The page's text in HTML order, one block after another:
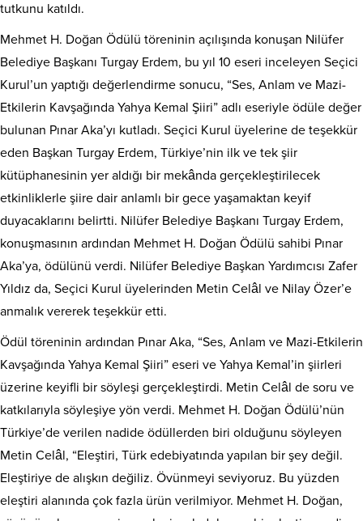
tutkunu katıldı.
Mehmet H. Doğan Ödülü töreninin açılışında konuşan Nilüfer
Belediye Başkanı Turgay Erdem, bu yıl 10 eseri inceleyen Seçici
Kurul’un yaptığı değerlendirme sonucu, “Ses, Anlam ve Mazi-
Etkilerin Kavşağında Yahya Kemal Şiiri” adlı eseriyle ödüle değer
bulunan Pınar Aka’yı kutladı. Seçici Kurul üyelerine de teşekkür
eden Başkan Turgay Erdem, Türkiye’nin ilk ve tek şiir
kütüphanesinin yer aldığı bir mekânda gerçekleştirilecek
etkinliklerle şiire dair anlamlı bir gece yaşamaktan keyif
duyacaklarını belirtti. Nilüfer Belediye Başkanı Turgay Erdem,
konuşmasının ardından Mehmet H. Doğan Ödülü sahibi Pınar
Aka’ya, ödülünü verdi. Nilüfer Belediye Başkan Yardımcısı Zafer
Yıldız da, Seçici Kurul üyelerinden Metin Celâl ve Nilay Özer’e
anmalık vererek teşekkür etti.
Ödül töreninin ardından Pınar Aka, “Ses, Anlam ve Mazi-Etkilerin
Kavşağında Yahya Kemal Şiiri” eseri ve Yahya Kemal’in şiirleri
üzerine keyifli bir söyleşi gerçekleştirdi. Metin Celâl de soru ve
katkılarıyla söyleşiye yön verdi. Mehmet H. Doğan Ödülü’nün
Türkiye’de verilen nadide ödüllerden biri olduğunu söyleyen
Metin Celâl, “Eleştiri, Türk edebiyatında yapılan bir şey değil.
Eleştiriye de alışkın değiliz. Övünmeyi seviyoruz. Bu yüzden
eleştiri alanında çok fazla ürün verilmiyor. Mehmet H. Doğan,